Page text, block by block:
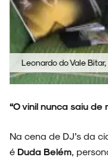
Leonardo do Vale
“O vinil nunca saiu de
Na cena de DJ’s da
é Duda Belém ,